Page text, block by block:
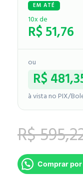
10x de
R$51,76
ou
R$
à vista no PIX/
R$
Comprar